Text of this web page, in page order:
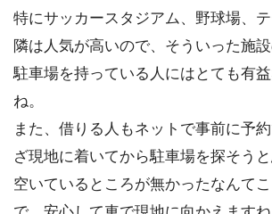
特にサッカースタジアム、野球場、
隣は人気が高いので、そういった施
駐車場を持っている人にはとても有
ね。
また、借りる人もネットで事前に予
ざ現地に着いてから駐車場を探そう
空いているところが無かったなんて